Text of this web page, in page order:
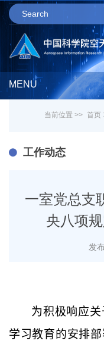
MENU
当前位置 >> 首页
工作动态
一室党总支
央八项
发
为积极响应
学习教育的安排